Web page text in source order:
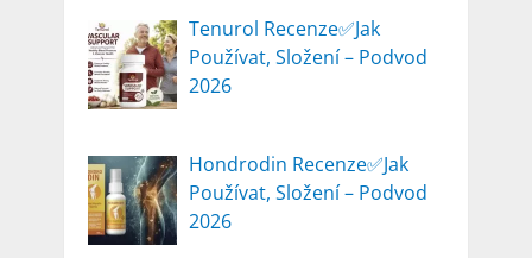
Tenurol Recenze✅Jak
Používat, Složení – Podvod
2026
Hondrodin Recenze✅Jak
Používat, Složení – Podvod
2026